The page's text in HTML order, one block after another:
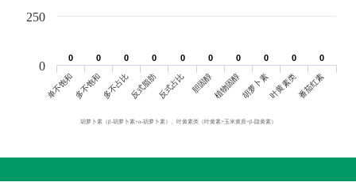
胡萝卜素（β-胡萝卜素+α-胡萝卜素）、叶黄素类（叶黄素+玉米黄质+β-隐黄素）
0
0 0
0 0
0 0
0 0
0 0
0 0
0 0
0 0
0 0
0
单不饱和多不饱和多不占比反式脂肪反式占比 胆固醇植物固醇胡萝卜素叶黄素类番茄红素
0
250